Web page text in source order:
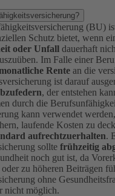
(BU)
Schutz bietet, wenn
oder Unfall dauerhaft
Im Falle einer
Rente an die
ist darauf
, der entstehen
durch die
kann verwendet
laufende Kosten zu
aufrechtzuerhalten.
sollte frühzeitig
noch gut ist, da
zu höheren Beiträgen
ohne
nicht möglich.